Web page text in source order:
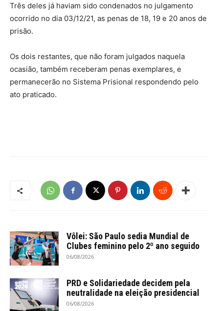
Três deles já haviam sido condenados no julgamento
ocorrido no dia 03/12/21, as penas de 18, 19 e 20 anos de
prisão.
Os dois restantes, que não foram julgados naquela
ocasião, também receberam penas exemplares, e
permanecerão no Sistema Prisional respondendo pelo
ato praticado.
Vôlei: São Paulo sedia Mundial de
Clubes feminino pelo 2º ano seguido
06/08/2026
PRD e Solidariedade decidem pela
neutralidade na eleição presidencial
06/08/2026